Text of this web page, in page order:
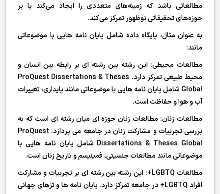
مطالعاتی باشد که زمینه‌های متعددی را ایجاد می‌کند یا بر
حوزه‌های تحقیقاتی نوظهور تمرکز می‌کند.
به عنوان مثال، پایگاه داده شامل پایان نامه هایی با موضوعاتی
مانند:
مطالعات محیطی: این رشته بین رشته ای بر رابطه بین انسان و
محیط طبیعی تمرکز دارد. ProQuest Dissertations & Theses
Global شامل پایان نامه هایی با موضوعاتی مانند پایداری، تغییرات
آب و هوا و حفاظت است.
مطالعات زنان: مطالعات زنان حوزه ای میان رشته ای است که به
بررسی تجربیات و مشارکت زنان در جامعه می پردازد. ProQuest
Dissertations & Theses Global شامل پایان نامه هایی با
موضوعاتی مانند مطالعات جنسیتی، فمینیسم و تاریخ زنان است.
مطالعات LGBTQ+: این رشته بین رشته ای بر تجربیات و مشارکت
افراد LGBTQ+ در جامعه تمرکز دارد. پایان نامه ها و تزهای جهانی